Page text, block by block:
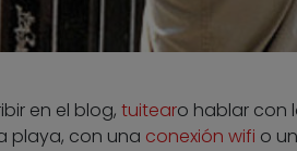
en el blog, tuitearo hablar con
playa, con una conexión wifi o un